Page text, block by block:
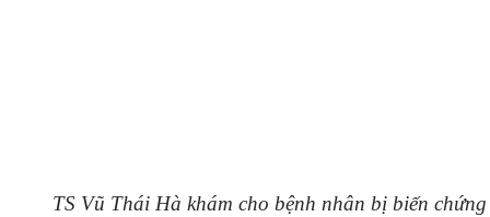
TS Vũ Thái Hà khám cho bệnh nhân bị biến